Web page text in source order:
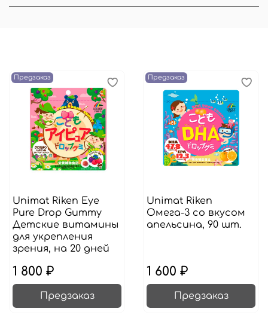
Предзаказ
Unimat Riken Eye
Pure Drop Gummy
Детские витамины
для укрепления
зрения, на 20 дней
1 800 ₽
Предзаказ
Предзаказ
Unimat Riken
Омега-3 со вкусом
апельсина, 90 шт.
1 600 ₽
Предзаказ